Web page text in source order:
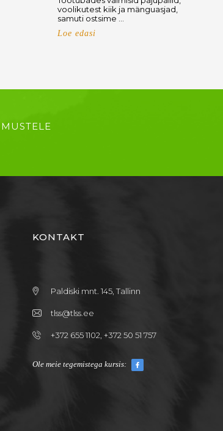
voolikutest kiik ja mänguasjad,
samuti ostsime …
Loe edasi
KONTAKT
Paldiski mnt. 145, Tallinn
tlss@tlss.ee
+372 655 1102, +372 50 51 757
Ole meie tegemistega kursis: